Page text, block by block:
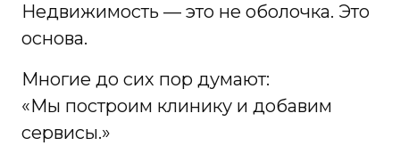
Недвижимость — это не оболочка. Это
основа.
Многие до сих пор думают:
«Мы построим клинику и добавим
сервисы.»